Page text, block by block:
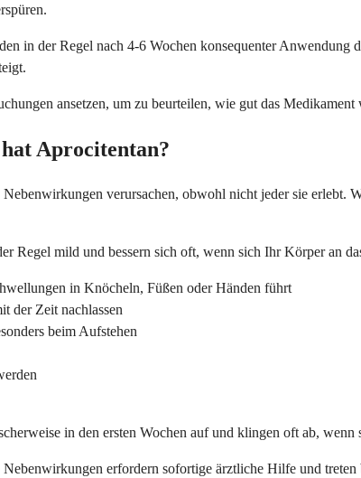
in der Regel nach 4-6 Wochen konsequenter
ansetzen, um zu beurteilen, wie gut das
Aprocitentan?
verursachen, obwohl nicht jeder sie erlebt.
Regel mild und bessern sich oft, wenn sich Ihr Körper an
in Knöcheln, Füßen oder Händen führt
der Zeit nachlassen
beim Aufstehen
in den ersten Wochen auf und klingen oft ab, wenn
erfordern sofortige ärztliche Hilfe und